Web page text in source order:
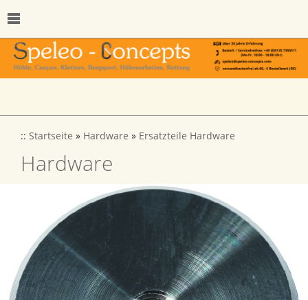
:: Startseite » Hardware » Ersatzteile Hardware
Hardware